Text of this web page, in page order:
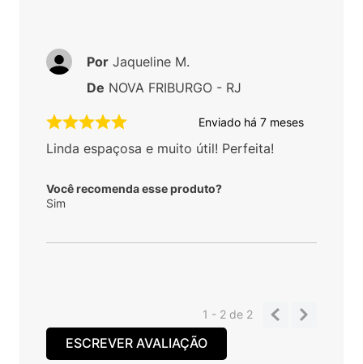
Enviado há 7 meses
Linda espaçosa e muito útil! Perfeita!
Você recomenda esse produto?
Sim
Por Jaqueline M.
De NOVA FRIBURGO - RJ
1 - 2de 2
ESCREVER AVALIAÇÃO